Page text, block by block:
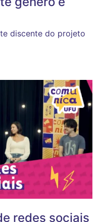
discente do projeto
redes sociais